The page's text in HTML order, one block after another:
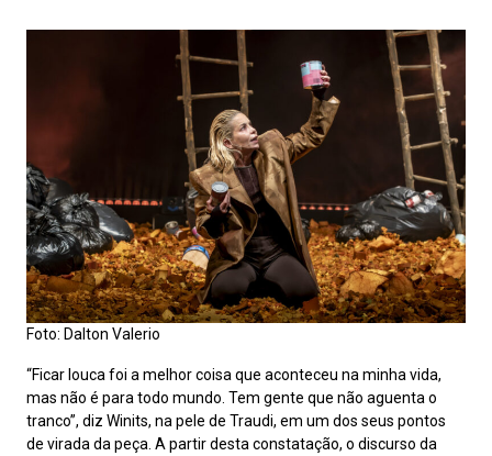
Foto: Dalton Valerio
“Ficar louca foi a melhor coisa que aconteceu na minha vida,
mas não é para todo mundo. Tem gente que não aguenta o
tranco”, diz Winits, na pele de Traudi, em um dos seus pontos
de virada da peça. A partir desta constatação, o discurso da